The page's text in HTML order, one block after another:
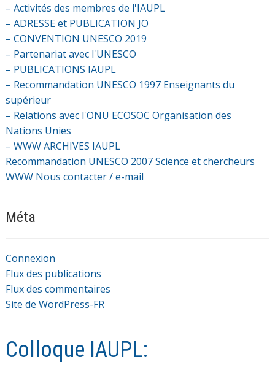
– Activités des membres de l'IAUPL
– ADRESSE et PUBLICATION JO
– CONVENTION UNESCO 2019
– Partenariat avec l'UNESCO
– PUBLICATIONS IAUPL
– Recommandation UNESCO 1997 Enseignants du
supérieur
– Relations avec l'ONU ECOSOC Organisation des
Nations Unies
– WWW ARCHIVES IAUPL
Recommandation UNESCO 2007 Science et chercheurs
WWW Nous contacter / e-mail
Méta
Connexion
Flux des publications
Flux des commentaires
Site de WordPress-FR
Colloque IAUPL: